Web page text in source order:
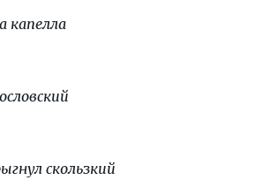
капелла
скользкий